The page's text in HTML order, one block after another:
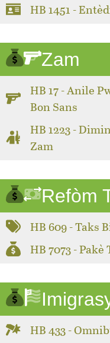
HB 1451 -
Zam
HB 17 - Anile
Bon Sans
HB 1223 -
Zam
Refòm
HB 609 - Taks
HB 7073 - Pakè
HB 433 -